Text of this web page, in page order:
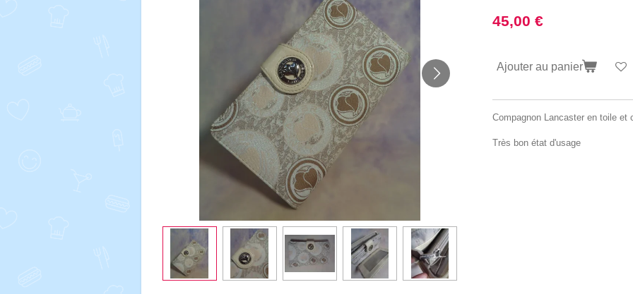
45,00 €
Ajouter au panier
Compagnon Lancaster en toile et
Très bon état d'usage